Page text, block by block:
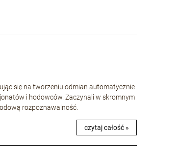
się na tworzeniu odmian automatycznie
i hodowców. Zaczynali w skromnym
rozpoznawalność.
czytaj całość »